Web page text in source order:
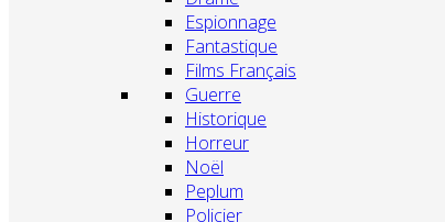
Espionnage
Fantastique
Films Français
Guerre
Historique
Horreur
Noël
Peplum
Policier